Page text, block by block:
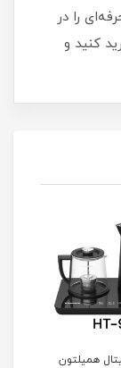
را در
کنید و
همیلتون